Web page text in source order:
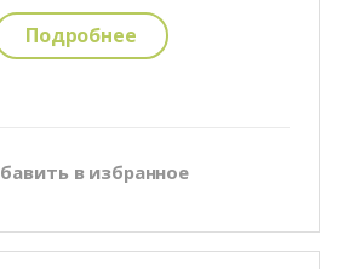
Подробнее
в избранное